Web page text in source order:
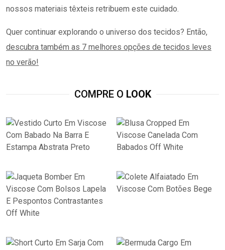
nossos materiais têxteis retribuem este cuidado.
Quer continuar explorando o universo dos tecidos? Então,
descubra também as 7 melhores opções de tecidos leves
no verão!
COMPRE O LOOK